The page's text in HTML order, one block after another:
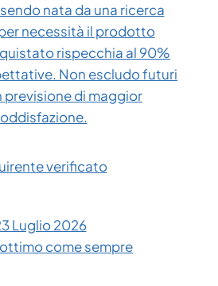
nata da una ricerca
necessità il prodotto
rispecchia al 90%
Non escludo futuri
previsione di maggior
verificato
Luglio 2026
come sempre